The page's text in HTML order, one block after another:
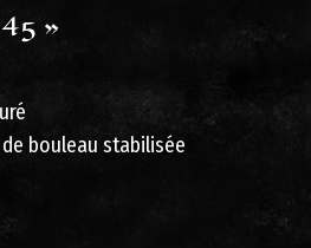
»
bouleau stabilisée